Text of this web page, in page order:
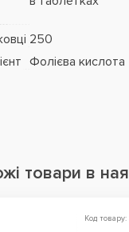
250
Фолієва кислота
товари в
Код